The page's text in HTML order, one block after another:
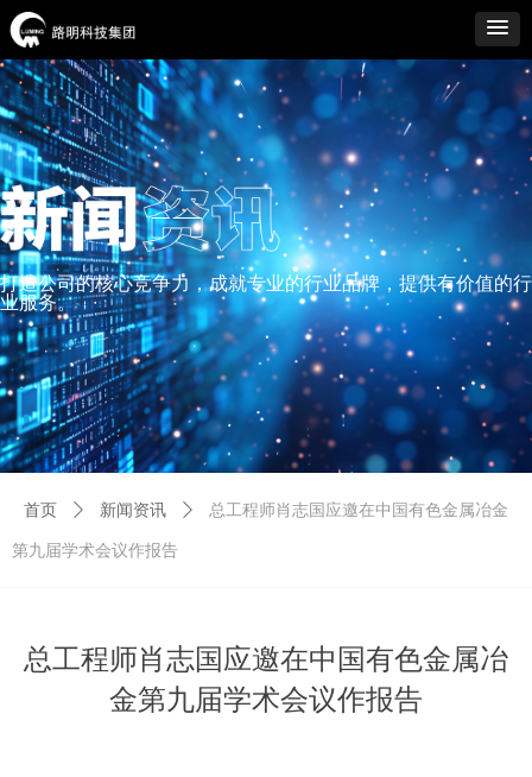
总工程师肖志国应邀在中国有色金属冶
金第九届学术会议作报告
打造公司的核心竞争力，成就专业的行业品牌，提供有价值的行
业服务。
首页 ꄲ 新闻资讯 ꄲ 总工程师肖志国应邀在中国有色金属冶金
第九届学术会议作报告